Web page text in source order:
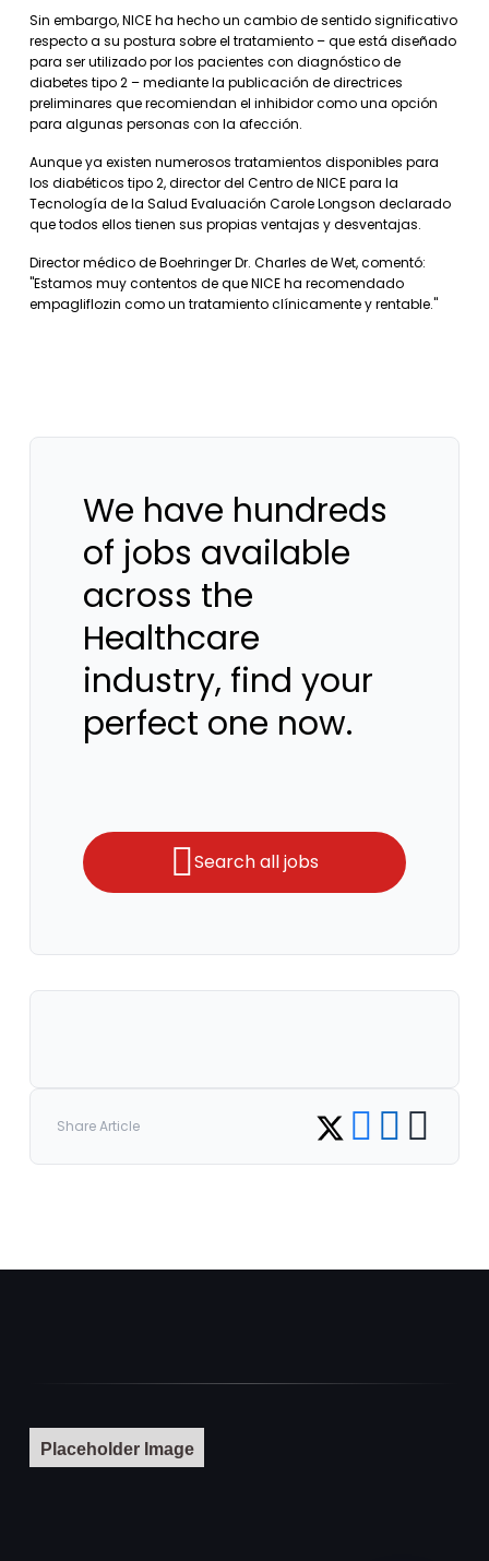
Sin embargo, NICE ha hecho un cambio de sentido significativo
respecto a su postura sobre el tratamiento – que está diseñado
para ser utilizado por los pacientes con diagnóstico de
diabetes tipo 2 – mediante la publicación de directrices
preliminares que recomiendan el inhibidor como una opción
para algunas personas con la afección.
Aunque ya existen numerosos tratamientos disponibles para
los diabéticos tipo 2, director del Centro de NICE para la
Tecnología de la Salud Evaluación Carole Longson declarado
que todos ellos tienen sus propias ventajas y desventajas.
Director médico de Boehringer Dr. Charles de Wet, comentó:
"Estamos muy contentos de que NICE ha recomendado
empagliflozin como un tratamiento clínicamente y rentable."
We have hundreds
of jobs available
across the
Healthcare
industry, find your
perfect one now.
Search all jobs
Share Article Share on Twitter
Share on Facebook
Share on
Copy link
Placeholder Image